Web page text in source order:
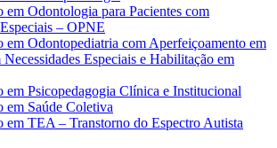
em Odontologia para Pacientes com
– OPNE
em Odontopediatria com Aperfeiçoamento em
Necessidades Especiais e Habilitação em
em Psicopedagogia Clínica e Institucional
em Saúde Coletiva
em TEA – Transtorno do Espectro Autista